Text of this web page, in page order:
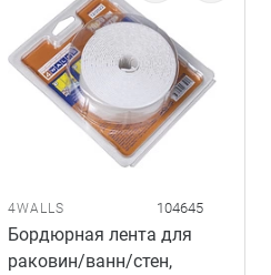
4WALLS 104645
Бордюрная лента для
раковин/ванн/стен,